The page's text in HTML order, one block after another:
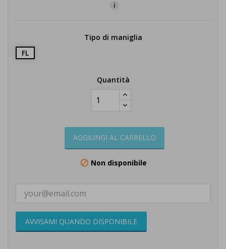
i
Tipo di maniglia
FL
Quantità
AGGIUNGI AL CARRELLO
 Non disponibile
AVVISAMI QUANDO DISPONIBILE